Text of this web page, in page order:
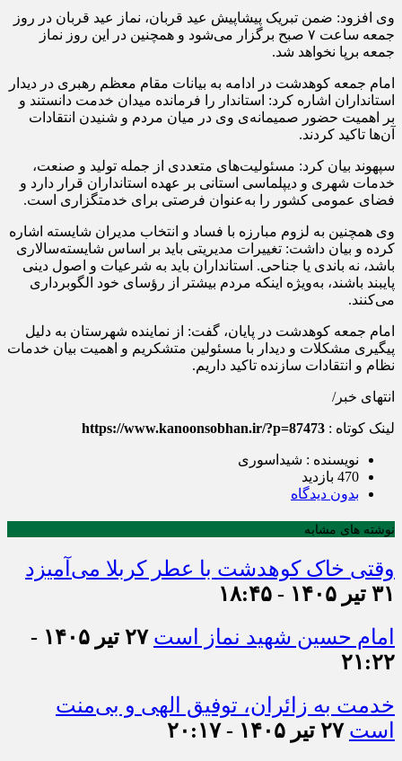
وی افزود: ضمن تبریک پیشاپیش عید قربان، نماز عید قربان در روز
جمعه ساعت ۷ صبح برگزار می‌شود و همچنین در این روز نماز
جمعه برپا نخواهد شد.
امام جمعه کوهدشت در ادامه به بیانات مقام معظم رهبری در دیدار
استانداران اشاره کرد: استاندار را فرمانده میدان خدمت دانستند و
بر اهمیت حضور صمیمانه‌ی وی در میان مردم و شنیدن انتقادات
آن‌ها تاکید کردند.
سپهوند بیان کرد: مسئولیت‌های متعددی از جمله تولید و صنعت،
خدمات شهری و دیپلماسی استانی بر عهده استانداران قرار دارد و
فضای عمومی کشور را به‌عنوان فرصتی برای خدمتگزاری است.
وی همچنین به لزوم مبارزه با فساد و انتخاب مدیران شایسته اشاره
کرده و بیان داشت: تغییرات مدیریتی باید بر اساس شایسته‌سالاری
باشد، نه باندی یا جناحی. استانداران باید به شرعیات و اصول دینی
پایبند باشند، به‌ویژه اینکه مردم بیشتر از رؤسای خود الگوبرداری
می‌کنند.
امام جمعه کوهدشت در پایان، گفت: از نماینده شهرستان به دلیل
پیگیری مشکلات و دیدار با مسئولین متشکریم و اهمیت بیان خدمات
نظام و انتقادات سازنده تاکید داریم.
انتهای خبر/
لینک کوتاه : https://www.kanoonsobhan.ir/?p=87473
نویسنده : شیداسوری
470 بازدید
بدون دیدگاه
نوشته های مشابه
وقتی خاک کوهدشت با عطر کربلا می‌آمیزد
۳۱ تیر ۱۴۰۵ - ۱۸:۴۵
امام حسین شهید نماز است
۲۷ تیر ۱۴۰۵ -
۲۱:۲۲
خدمت به زائران، توفیق الهی و بی‌منت
است ۲۷ تیر ۱۴۰۵ - ۲۰:۱۷